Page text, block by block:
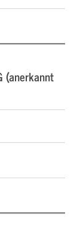
(anerkannt